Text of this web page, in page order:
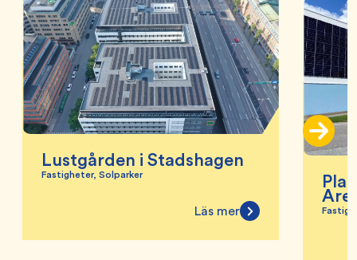
Lustgården i Stadshagen
Fastigheter, Solparker
Läs mer